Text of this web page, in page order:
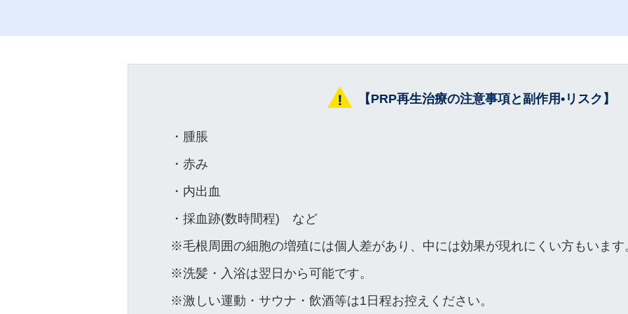
【PRP再生治療の注意事項と副作用•リスク】
・腫脹
・赤み
・内出血
・採血跡(数時間程) など
※毛根周囲の細胞の増殖には個人差があり、中には効果が現れにくい方もいます
※洗髪・入浴は翌日から可能です。
※激しい運動・サウナ・飲酒等は1日程お控えください。